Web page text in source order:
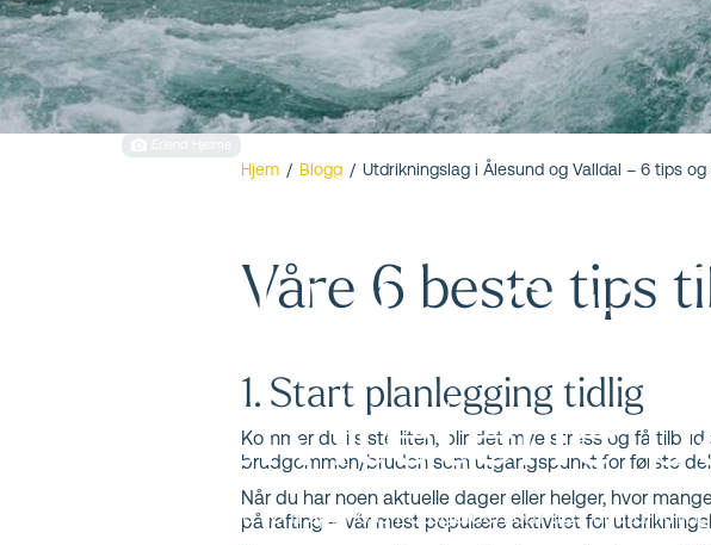
Valldal – 6
aktivitetene
Det er mange som spør oss i Uteguiden om tips til
Hjem / Blogg / Utdrikningslag i Ålesund og Valldal – 6 tips
Våre 6 beste tips
1. Start planlegging tidlig
Kommer du i siste liten, blir det mye stress og få
brudgommen/bruden som utgangspunkt for første
Når du har noen aktuelle dager eller helger, hvor
på rafting – vår mest populære aktivitet for